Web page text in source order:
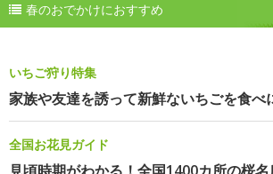
春のおでかけにおすすめ
いちご狩り特集
家族や友達を誘って新鮮ないちごを食べ
全国お花見ガイド